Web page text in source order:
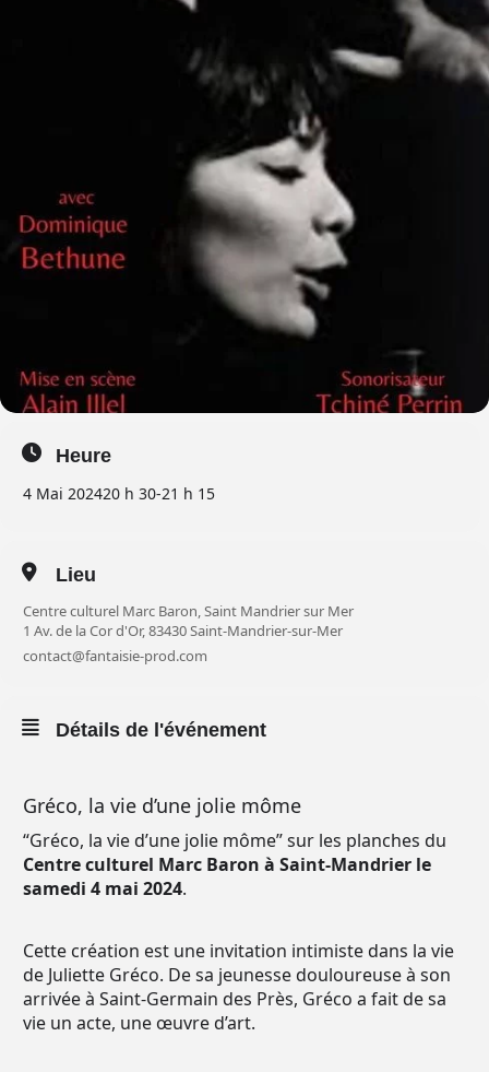
Heure
4 Mai 202420 h 30-21 h 15
Lieu
Centre culturel Marc Baron, Saint Mandrier sur Mer
1 Av. de la Cor d'Or, 83430 Saint-Mandrier-sur-Mer
contact@fantaisie-prod.com
Détails de l'événement
Gréco, la vie d’une jolie môme
“Gréco, la vie d’une jolie môme” sur les planches du
Centre culturel Marc Baron à Saint-Mandrier le
samedi 4 mai 2024.
Cette création est une invitation intimiste dans la vie
de Juliette Gréco. De sa jeunesse douloureuse à son
arrivée à Saint-Germain des Près, Gréco a fait de sa
vie un acte, une œuvre d’art.